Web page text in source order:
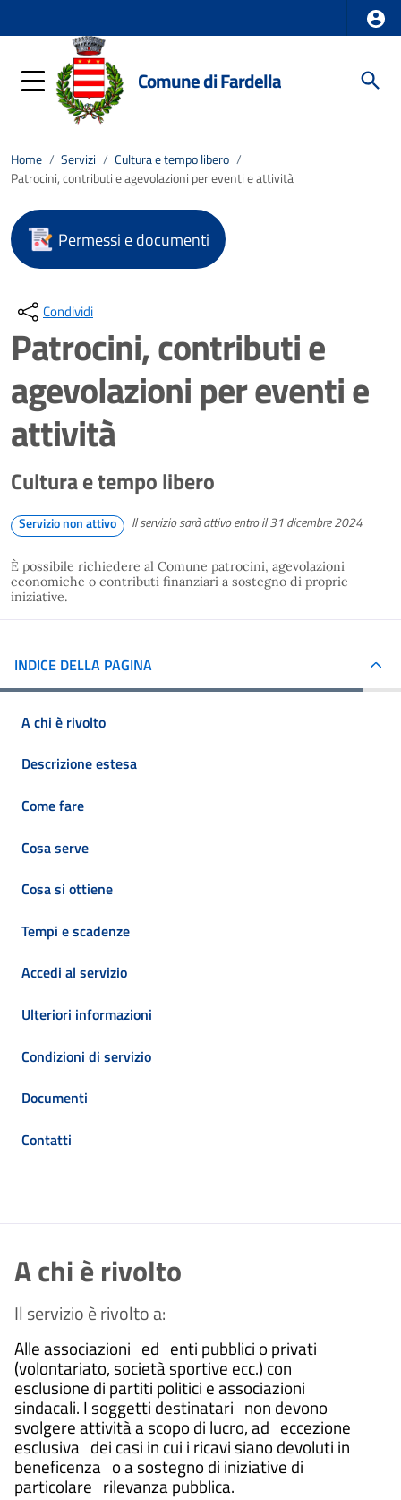
Comune di Fardella
Home / Servizi / Cultura e tempo libero /
Patrocini, contributi e agevolazioni per eventi e attività
Permessi e documenti
Condividi
Patrocini, contributi e
agevolazioni per eventi e
attività
Cultura e tempo libero
Servizio non attivo Il servizio sarà attivo entro il 31 dicembre 2024
È possibile richiedere al Comune patrocini, agevolazioni
economiche o contributi finanziari a sostegno di proprie
iniziative.
INDICE DELLA PAGINA
A chi è rivolto
Descrizione estesa
Come fare
Cosa serve
Cosa si ottiene
Tempi e scadenze
Accedi al servizio
Ulteriori informazioni
Condizioni di servizio
Documenti
Contatti
A chi è rivolto
Il servizio è rivolto a:
Alle associazioni ed enti pubblici o privati
(volontariato, società sportive ecc.) con
esclusione di partiti politici e associazioni
sindacali. I soggetti destinatari non devono
svolgere attività a scopo di lucro, ad eccezione
esclusiva dei casi in cui i ricavi siano devoluti in
beneficenza o a sostegno di iniziative di
particolare rilevanza pubblica.